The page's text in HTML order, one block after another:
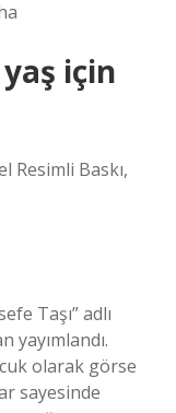
için
Resimli Baskı,
Taşı” adlı
yayımlandı.
olarak görse
sayesinde